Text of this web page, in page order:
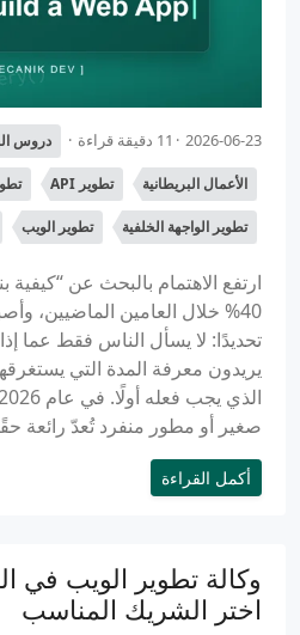
2026-06-23 11 دقيقة قراءة دروس
الأعمال البريطانية تطوير API
تطوير الواجهة الخلفية تطوير الويب
ارتفع الاهتمام بالبحث عن “كيفية
40% خلال العامين الماضيين،
تحديدًا: لا يسأل الناس فقط عما
يريدون معرفة المدة التي
صغير أو مطور منفرد تُعدّ رائعة
أكمل القراءة
وكالة تطوير الويب في
اختر الشريك المناسب